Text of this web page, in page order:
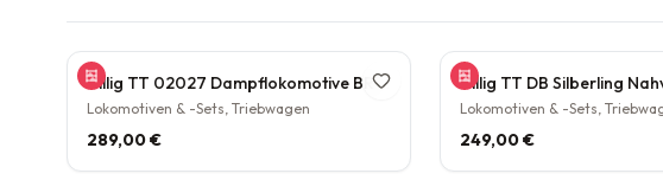
Tillig TT 02027 Dampflokomotive BR 38.10 der DB Epoche III Personenzuglok Schlepptender rarität
Lokomotiven & -Sets, Triebwagen
289,00 €
Lokomotiven & -Sets,
249,00 €